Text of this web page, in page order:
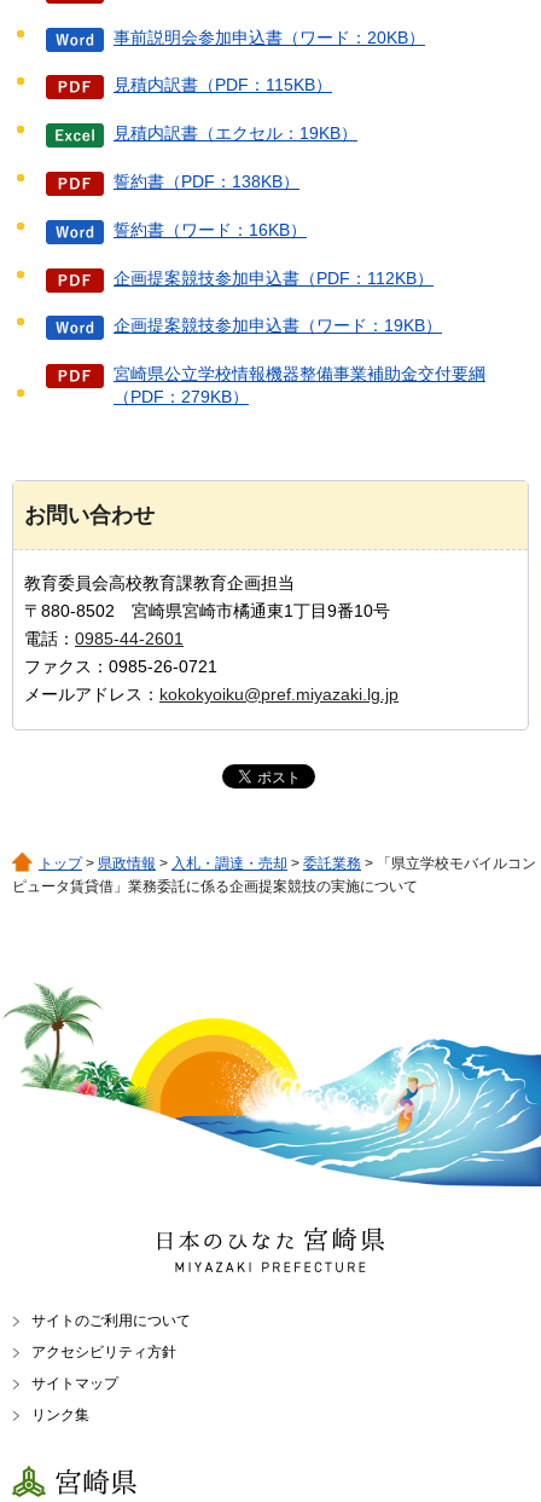
事前説明会参加申込書（ワード：20KB）
見積内訳書（PDF：115KB）
見積内訳書（エクセル：19KB）
誓約書（PDF：138KB）
誓約書（ワード：16KB）
企画提案競技参加申込書（PDF：112KB）
企画提案競技参加申込書（ワード：19KB）
宮崎県公立学校情報機器整備事業補助金交付要綱
（PDF：279KB）
お問い合わせ
教育委員会高校教育課教育企画担当
〒880-8502 宮崎県宮崎市橘通東1丁目9番10号
電話： 0985-44-2601
ファクス：0985-26-0721
メールアドレス： kokokyoiku@pref.miyazaki.lg.jp
トップ> 県政情報 > 入札・調達・売却 > 委託業務 > 「県立学校モバイルコン
ピュータ賃貸借」業務委託に係る企画提案競技の実施について
日本のひなた 宮崎県
MIYAZAKI PREFECTURE
サイトのご利用について
アクセシビリティ方針
サイトマップ
リンク集
宮崎県